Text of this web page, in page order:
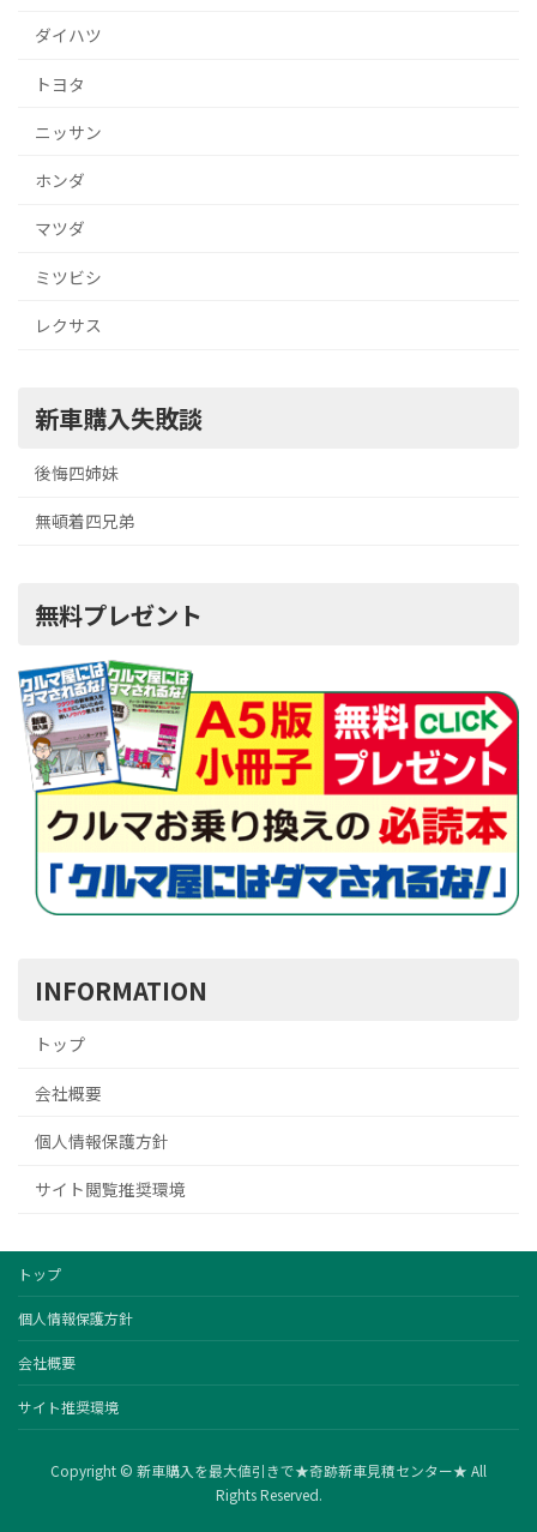
ダイハツ
トヨタ
ニッサン
ホンダ
マツダ
ミツビシ
レクサス
新車購入失敗談
後悔四姉妹
無頓着四兄弟
無料プレゼント
INFORMATION
トップ
会社概要
個人情報保護方針
サイト閲覧推奨環境
トップ
個人情報保護方針
会社概要
サイト推奨環境
Copyright © 新車購入を最大値引きで★奇跡新車見積センター★ All
Rights Reserved.